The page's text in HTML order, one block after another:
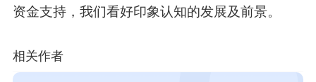
资金支持，我们看好印象认知的发展及前景。
相关作者